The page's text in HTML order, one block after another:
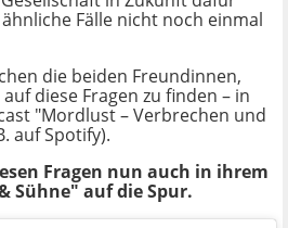
Fälle nicht noch einmal
die beiden Freundinnen,
diese Fragen zu finden – in
"Mordlust – Verbrechen und
auf Spotify).
Fragen nun auch in ihrem
Sühne" auf die Spur.